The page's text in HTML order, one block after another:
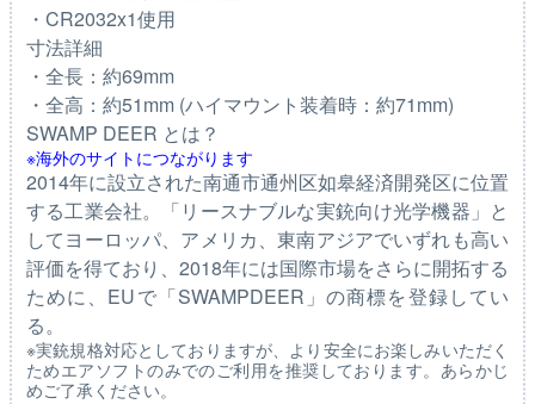
・CR2032x1使用
寸法詳細
・全長：約69mm
・全高：約51mm (ハイマウント装着時：約71mm)
SWAMP DEER とは？
※海外のサイトにつながります
2014年に設立された南通市通州区如皋経済開発区に位置
する工業会社。「リースナブルな実銃向け光学機器」と
してヨーロッパ、アメリカ、東南アジアでいずれも高い
評価を得ており、2018年には国際市場をさらに開拓する
ために、EUで「SWAMPDEER」の商標を登録してい
る。
※実銃規格対応としておりますが、より安全にお楽しみいただく
ためエアソフトのみでのご利用を推奨しております。あらかじ
めご了承ください。